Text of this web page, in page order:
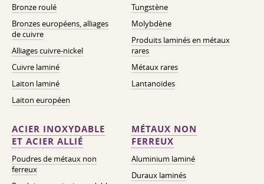
Bronze roulé
Bronzes européens, alliages
de cuivre
Alliages cuivre-nickel
Cuivre laminé
Laiton laminé
Laiton européen
Tungstène
Molybdène
Produits laminés en métaux
rares
Métaux rares
Lantanoïdes
ACIER INOXYDABLE
ET ACIER ALLIÉ
Poudres de métaux non
ferreux
MÉTAUX NON
FERREUX
Aluminium laminé
Duraux laminés